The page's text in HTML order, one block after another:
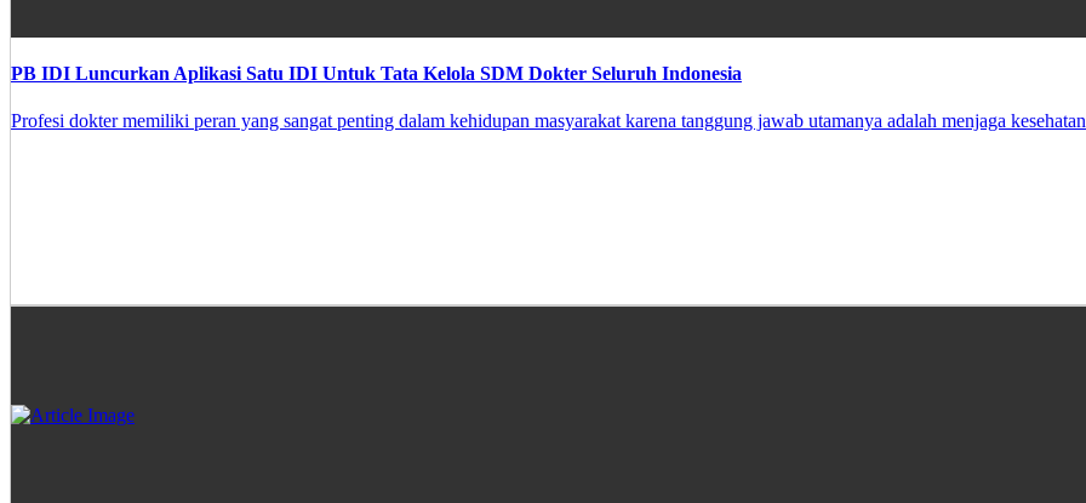
PB IDI Luncurkan Aplikasi Satu IDI Untuk Tata Kelola SDM Dokter Seluruh Indonesia
Profesi dokter memiliki peran yang sangat penting dalam kehidupan masyarakat karena tanggung jawab utamanya adalah menjaga